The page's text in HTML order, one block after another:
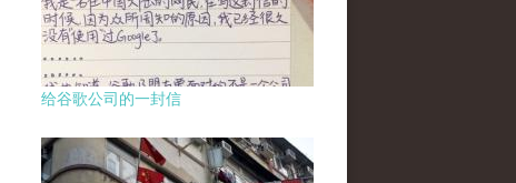
给谷歌公司的一封信